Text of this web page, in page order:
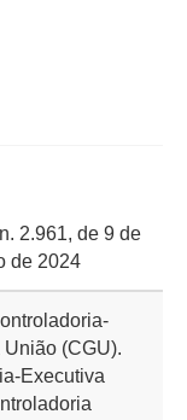
2.961, de 9 de
de 2024
União (CGU).
Executiva